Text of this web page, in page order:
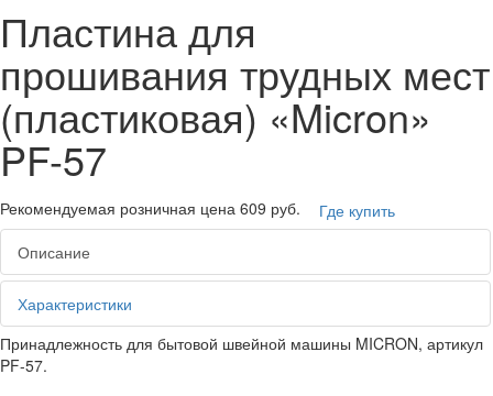
Пластина для
прошивания трудных мест
(пластиковая) «Micron»
PF-57
Рекомендуемая розничная цена 609 руб.
Где купить
Описание
Характеристики
Принадлежность для бытовой швейной машины MICRON, артикул
PF-57.